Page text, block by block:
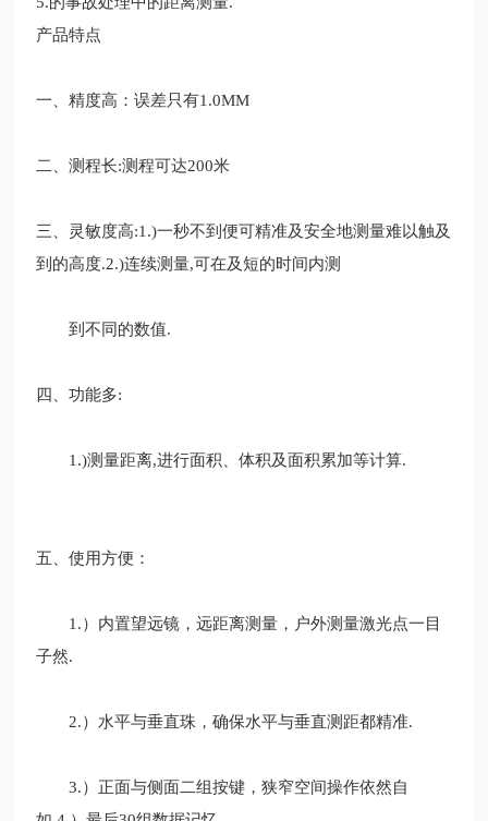
产品特点
一、精度高：误差只有1.0MM
二、测程长:测程可达200米
三、灵敏度高:1.)一秒不到便可精准及安全地测量难以触及
到的高度.2.)连续测量,可在及短的时间内测
到不同的数值.
四、功能多:
1.)测量距离,进行面积、体积及面积累加等计算.
五、使用方便：
1.） 内置望远镜，远距离测量，户外测量激光点一目
子然.
2.）水平与垂直珠，确保水平与垂直测距都精准.
3.）正面与侧面二组按键，狭窄空间操作依然自